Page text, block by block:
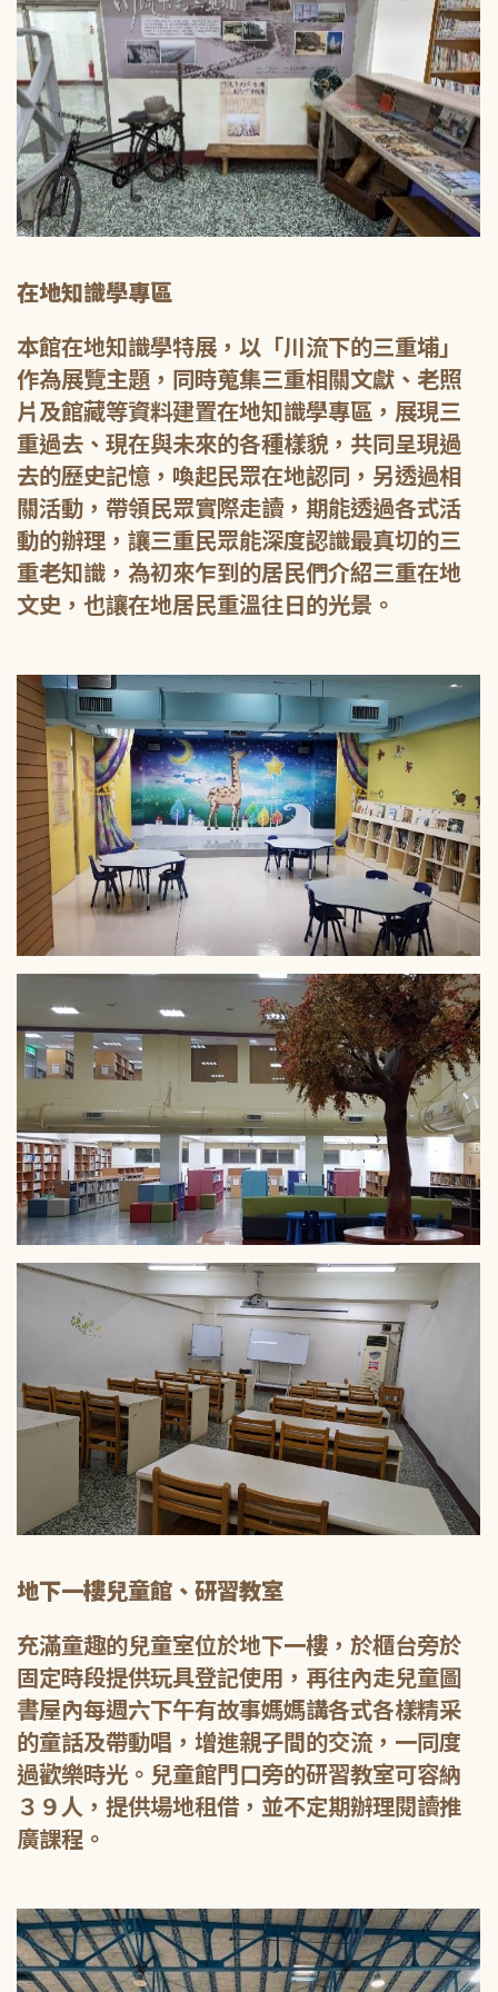
在地知識學專區
本館在地知識學特展，以「川流下的三重埔」
作為展覽主題，同時蒐集三重相關文獻、老照
片及館藏等資料建置在地知識學專區，展現三
重過去、現在與未來的各種樣貌，共同呈現過
去的歷史記憶，喚起民眾在地認同，另透過相
關活動，帶領民眾實際走讀，期能透過各式活
動的辦理，讓三重民眾能深度認識最真切的三
重老知識，為初來乍到的居民們介紹三重在地
文史，也讓在地居民重溫往日的光景。
地下一樓兒童館、研習教室
充滿童趣的兒童室位於地下一樓，於櫃台旁於
固定時段提供玩具登記使用，再往內走兒童圖
書屋內每週六下午有故事媽媽講各式各樣精采
的童話及帶動唱，增進親子間的交流，一同度
過歡樂時光。兒童館門口旁的研習教室可容納
３９人，提供場地租借，並不定期辦理閱讀推
廣課程。